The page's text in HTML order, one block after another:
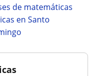
de matemáticas
en Santo